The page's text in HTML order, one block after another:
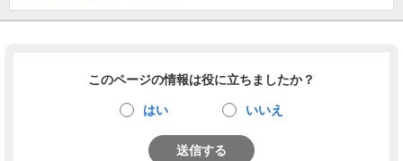
このページの情報は役に立ちましたか？
はい いいえ
送信する